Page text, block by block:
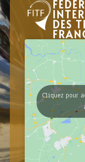
DES
Cliquez pour